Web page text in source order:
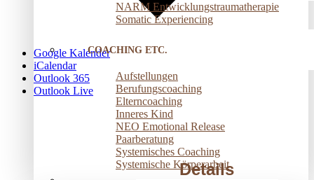
NARM Entwicklungstraumatherapie
Somatic Experiencing
COACHING ETC.
Aufstellungen
Berufungscoaching
Elterncoaching
Inneres Kind
NEO Emotional Release
Paarberatung
Systemisches Coaching
Systemische Körperarbeit
Google Kalender
iCalendar
Outlook 365
Outlook Live
Details